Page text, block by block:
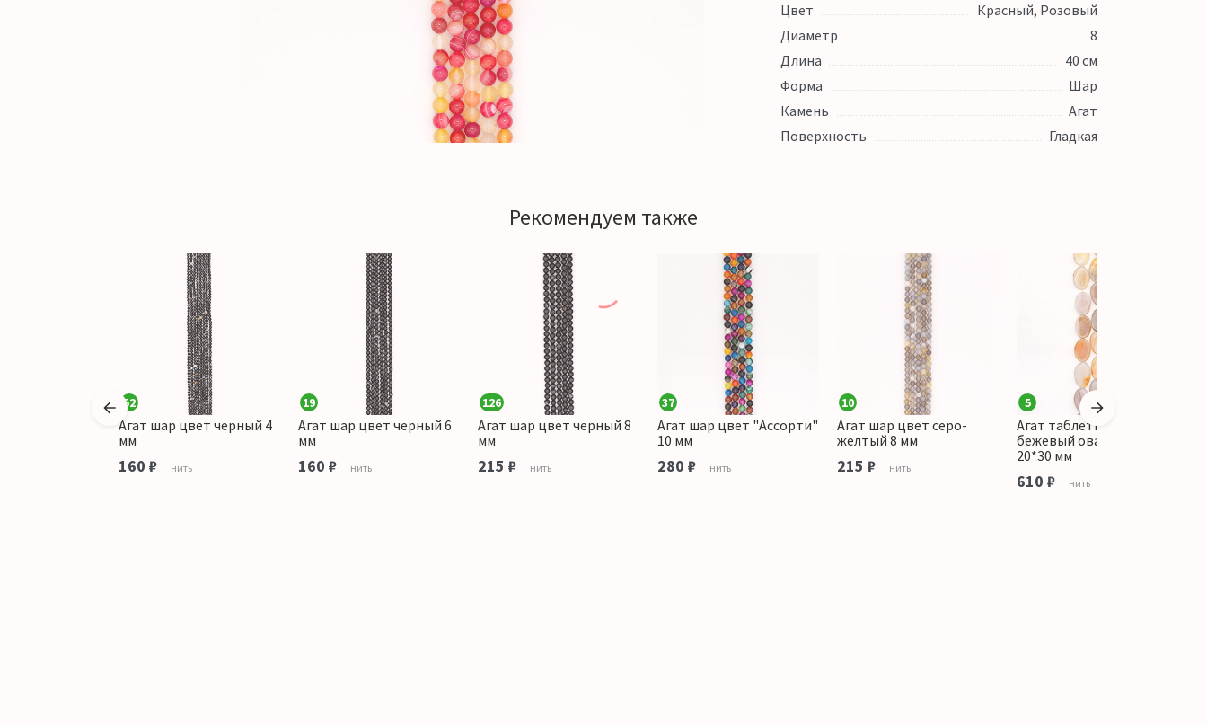
Цвет
Красный, Розовый
Диаметр
8
Длина
40 см
Форма
Шар
Камень
Агат
Поверхность
Гладкая
Рекомендуем также
52
Агат шар цвет черный 4
мм
160 ₽ нить
19
Агат шар цвет черный 6
мм
160 ₽ нить
126
Агат шар цвет черный 8
мм
215 ₽ нить
37
Агат шар цвет "Ассорти"
10 мм
280 ₽ нить
10
Агат шар цвет серо-
желтый 8 мм
215 ₽ нить
5
Агат таблетка цвет
бежевый овальная витая
20*30 мм
610 ₽ нить